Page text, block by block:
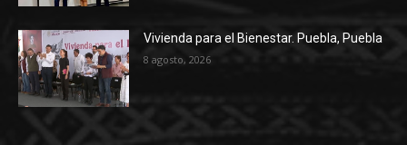
Vivienda para el Bienestar. Puebla, Puebla
8 agosto, 2026